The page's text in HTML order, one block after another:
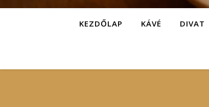
KEZDŐLAP KÁVÉ DIVAT